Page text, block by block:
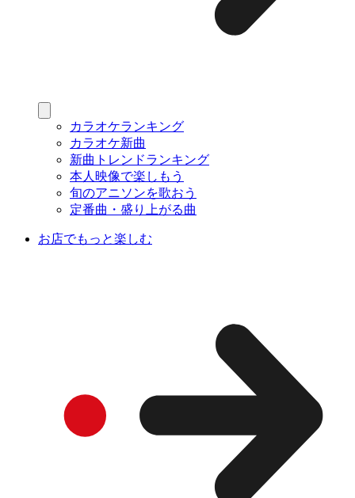
カラオケランキング
カラオケ新曲
新曲トレンドランキング
本人映像で楽しもう
旬のアニソンを歌おう
定番曲・盛り上がる曲
お店でもっと楽しむ